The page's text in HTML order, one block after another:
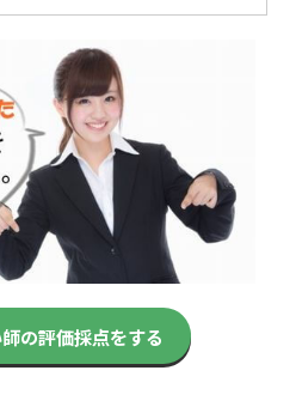
の評価採点をする